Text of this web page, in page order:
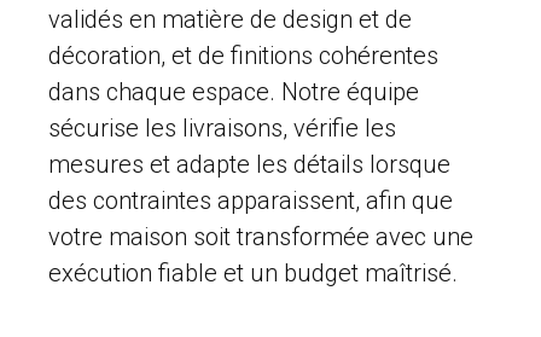
validés en matière de design et de
décoration, et de finitions cohérentes
dans chaque espace. Notre équipe
sécurise les livraisons, vérifie les
mesures et adapte les détails lorsque
des contraintes apparaissent, afin que
votre maison soit transformée avec une
exécution fiable et un budget maîtrisé.